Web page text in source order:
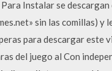
Instalar se
sin las comillas) y
para descargar este
del juego al Con